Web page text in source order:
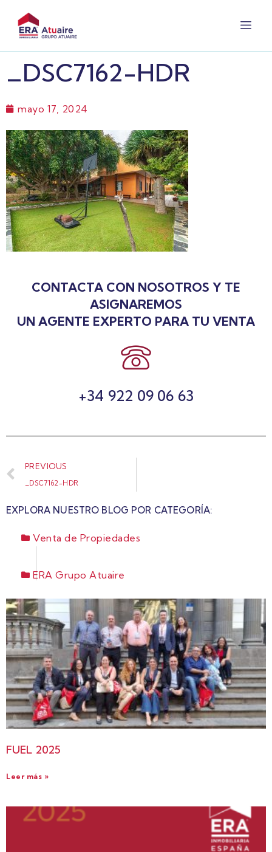
_DSC7162-HDR
mayo 17, 2024
CONTACTA CON NOSOTROS Y TE
ASIGNAREMOS
UN AGENTE EXPERTO PARA TU VENTA
+34 922 09 06 63
PREVIOUS
_DSC7162-HDR
EXPLORA NUESTRO BLOG POR CATEGORÍA:
Venta de Propiedades
ERA Grupo Atuaire
FUEL 2025
Leer más »